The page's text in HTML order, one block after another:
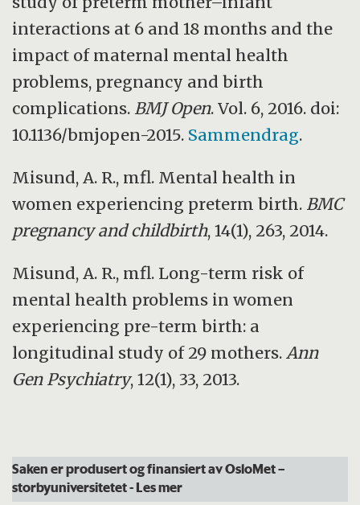
interactions at 6 and 18 months and the
impact of maternal mental health
problems, pregnancy and birth
complications. BMJ Open. Vol. 6, 2016. doi:
10.1136/bmjopen-2015. Sammendrag.
Misund, A. R., mfl. Mental health in
women experiencing preterm birth. BMC
pregnancy and childbirth, 14(1), 263, 2014.
Misund, A. R., mfl. Long-term risk of
mental health problems in women
experiencing pre-term birth: a
longitudinal study of 29 mothers. Ann
Gen Psychiatry, 12(1), 33, 2013.
Saken er produsert og finansiert av OsloMet –
storbyuniversitetet- Les mer